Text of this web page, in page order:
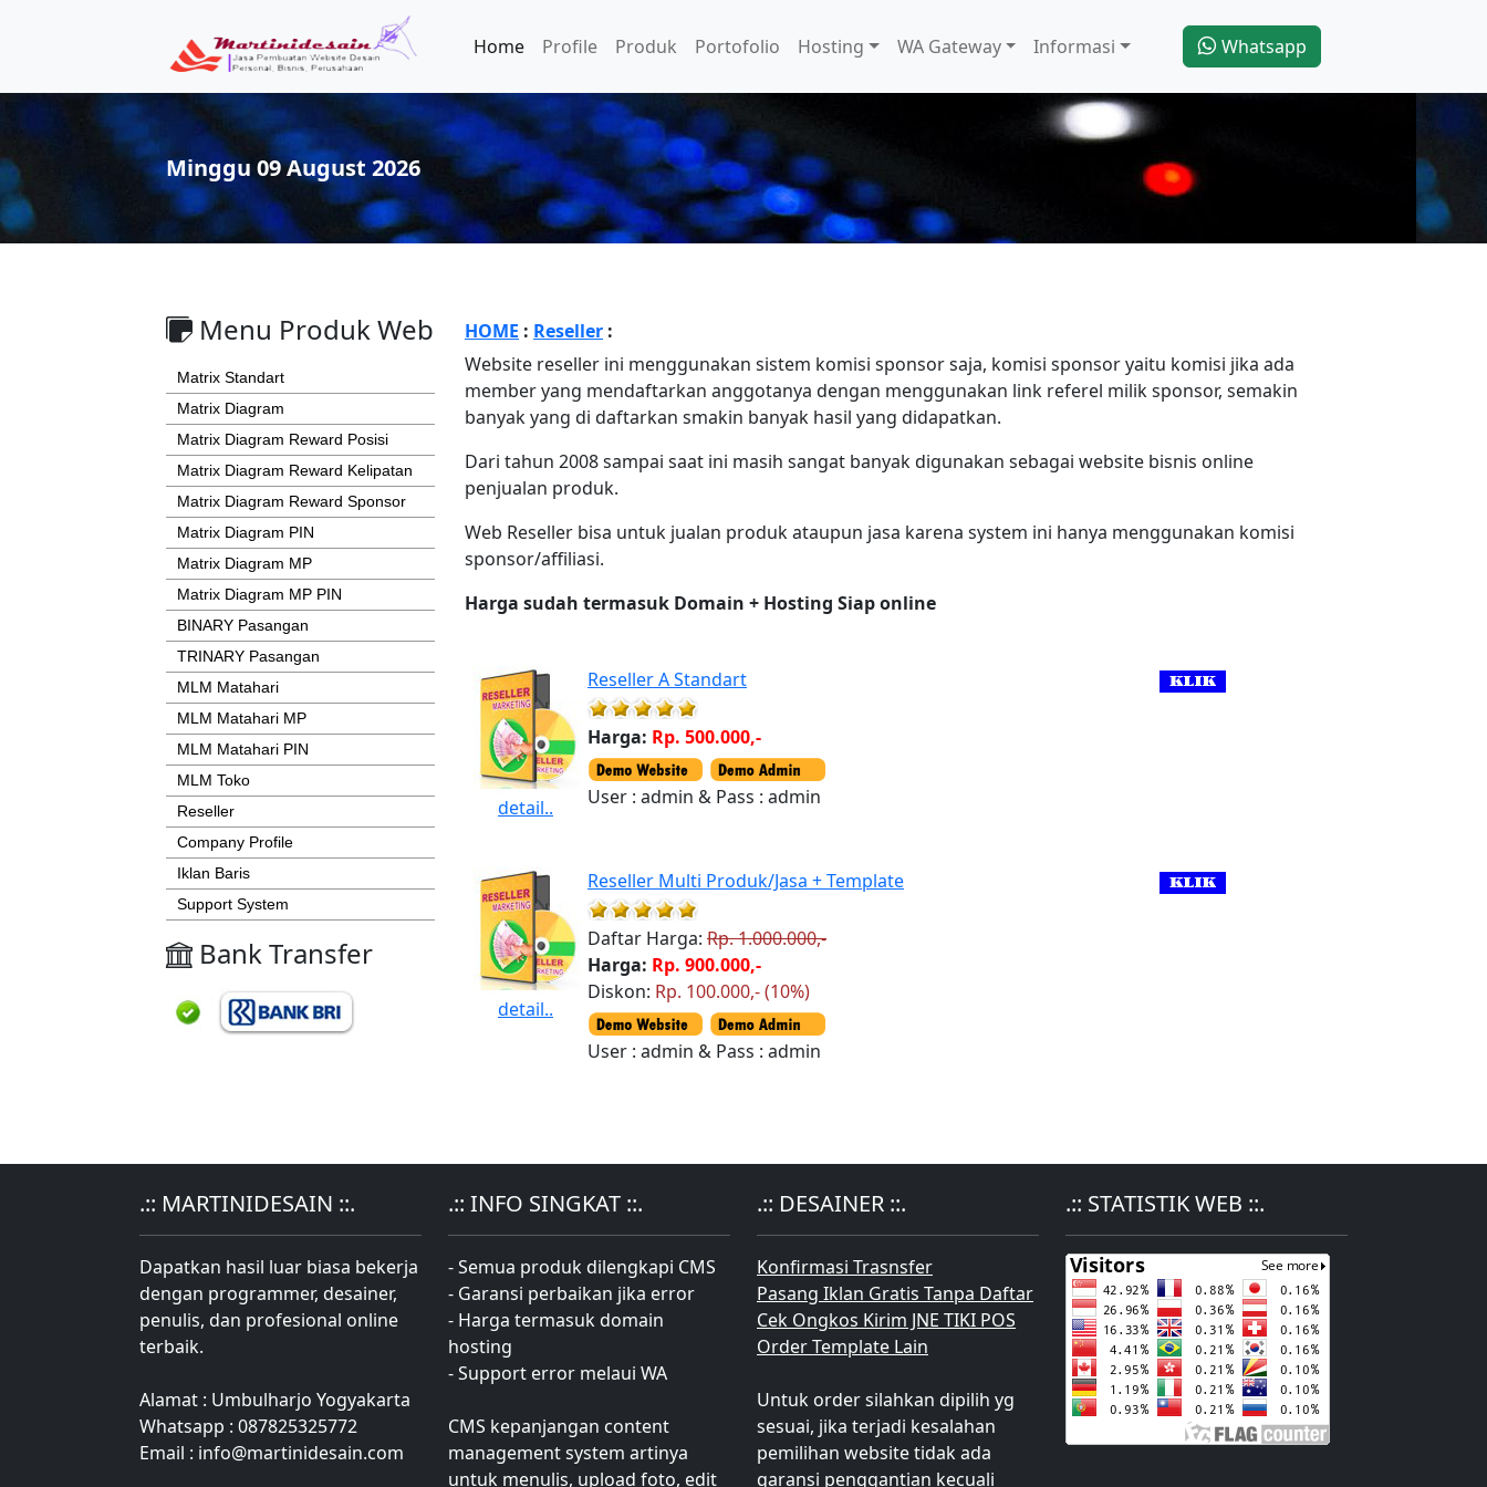
Home Profile Produk Portofolio Hosting WA Gateway Informasi Whatsapp
Minggu 09 August 2026
HOME : Reseller :
Website reseller ini menggunakan sistem komisi sponsor saja, komisi sponsor yaitu komisi jika ada
member yang mendaftarkan anggotanya dengan menggunakan link referel milik sponsor, semakin
banyak yang di daftarkan smakin banyak hasil yang didapatkan.
Dari tahun 2008 sampai saat ini masih sangat banyak digunakan sebagai website bisnis online
penjualan produk.
Web Reseller bisa untuk jualan produk ataupun jasa karena system ini hanya menggunakan komisi
sponsor/affiliasi.
Harga sudah termasuk Domain + Hosting Siap online
detail..
Reseller A Standart
Harga: Rp. 500.000,-
User : admin & Pass : admin
detail..
Reseller Multi Produk/Jasa + Template
Daftar Harga: Rp. 1.000.000,-
Harga: Rp. 900.000,-
Diskon: Rp. 100.000,- (10%)
User : admin & Pass : admin
Menu Produk Web
Matrix Standart
Matrix Diagram
Matrix Diagram Reward Posisi
Matrix Diagram Reward Kelipatan
Matrix Diagram Reward Sponsor
Matrix Diagram PIN
Matrix Diagram MP
Matrix Diagram MP PIN
BINARY Pasangan
TRINARY Pasangan
MLM Matahari
MLM Matahari MP
MLM Matahari PIN
MLM Toko
Reseller
Company Profile
Iklan Baris
Support System
Bank Transfer
.:: MARTINIDESAIN ::.
Dapatkan hasil luar biasa bekerja
dengan programmer, desainer,
penulis, dan profesional online
terbaik.
Alamat : Umbulharjo Yogyakarta
Whatsapp : 087825325772
Email : info@martinidesain.com
.:: INFO SINGKAT ::.
- Semua produk dilengkapi CMS
- Garansi perbaikan jika error
- Harga termasuk domain
hosting
- Support error melaui WA
CMS kepanjangan content
management system artinya
untuk menulis, upload foto, edit
.:: DESAINER ::.
Konfirmasi Trasnsfer
Pasang Iklan Gratis Tanpa Daftar
Cek Ongkos Kirim JNE TIKI POS
Order Template Lain
Untuk order silahkan dipilih yg
sesuai, jika terjadi kesalahan
pemilihan website tidak ada
garansi penggantian kecuali
.:: STATISTIK WEB ::.